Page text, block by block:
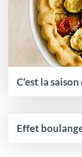
C’est la
Effet